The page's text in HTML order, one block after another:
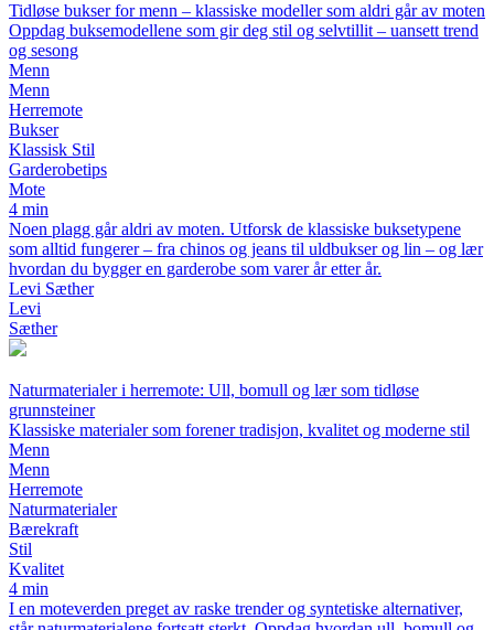
Tidløse bukser for menn – klassiske modeller som aldri går av moten
Oppdag buksemodellene som gir deg stil og selvtillit – uansett trend
og sesong
Menn
Menn
Herremote
Bukser
Klassisk Stil
Garderobetips
Mote
4 min
Noen plagg går aldri av moten. Utforsk de klassiske buksetypene
som alltid fungerer – fra chinos og jeans til uldbukser og lin – og lær
hvordan du bygger en garderobe som varer år etter år.
Levi Sæther
Levi
Sæther
Naturmaterialer i herremote: Ull, bomull og lær som tidløse
grunnsteiner
Klassiske materialer som forener tradisjon, kvalitet og moderne stil
Menn
Menn
Herremote
Naturmaterialer
Bærekraft
Stil
Kvalitet
4 min
I en moteverden preget av raske trender og syntetiske alternativer,